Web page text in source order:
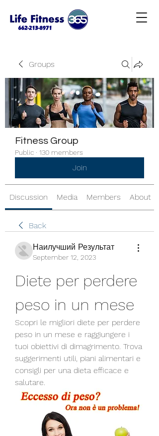
Groups
Fitness Group
Public · 130 members
Join
Discussion Media Members About
Back
Наилучший Результат
September 12, 2023
Diete per perdere
peso in un mese
Scopri le migliori diete per perdere
peso in un mese e raggiungere i
tuoi obiettivi di dimagrimento. Trova
suggerimenti utili, piani alimentari e
consigli per una dieta efficace e
salutare.